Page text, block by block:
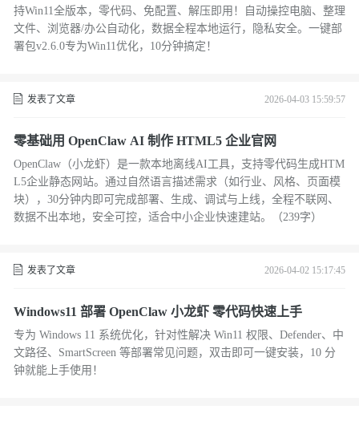
持Win11全版本，零代码、免配置、解压即用！自动操控电脑、整理
文件、浏览器/办公自动化，数据全程本地运行，隐私安全。一键部
署包v2.6.0专为Win11优化，10分钟搞定！
发表了文章 2026-04-03 15:59:57
零基础用 OpenClaw AI 制作 HTML5 企业官网
OpenClaw（小龙虾）是一款本地离线AI工具，支持零代码生成HTM
L5企业静态网站。通过自然语言描述需求（如行业、风格、页面模
块），30分钟内即可完成部署、生成、调试与上线，全程不联网、
数据不出本地，安全可控，适合中小企业快速建站。（239字）
发表了文章 2026-04-02 15:17:45
Windows11 部署 OpenClaw 小龙虾 零代码快速上手
专为 Windows 11 系统优化，针对性解决 Win11 权限、Defender、中
文路径、SmartScreen 等部署常见问题，双击即可一键安装，10 分
钟就能上手使用！